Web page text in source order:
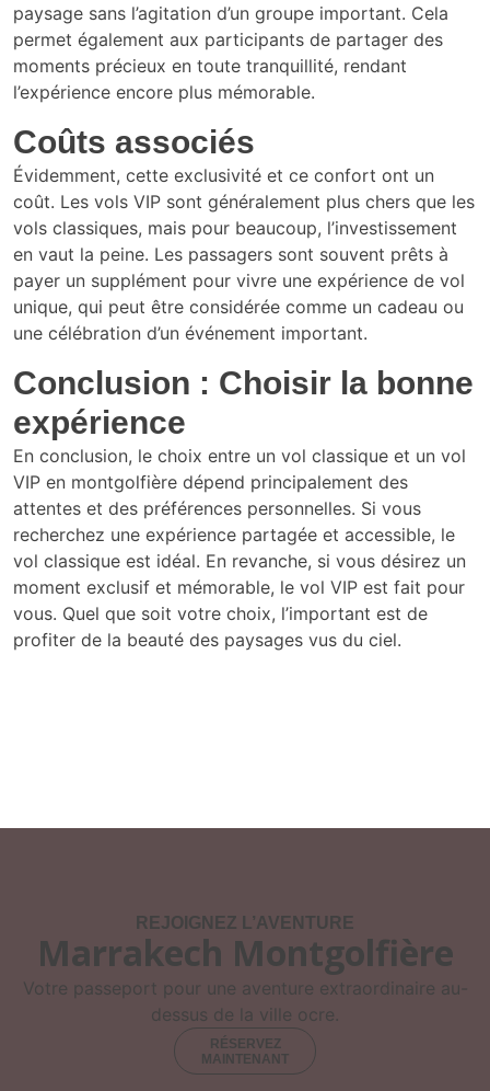
paysage sans l’agitation d’un groupe important. Cela
permet également aux participants de partager des
moments précieux en toute tranquillité, rendant
l’expérience encore plus mémorable.
Coûts associés
Évidemment, cette exclusivité et ce confort ont un
coût. Les vols VIP sont généralement plus chers que les
vols classiques, mais pour beaucoup, l’investissement
en vaut la peine. Les passagers sont souvent prêts à
payer un supplément pour vivre une expérience de vol
unique, qui peut être considérée comme un cadeau ou
une célébration d’un événement important.
Conclusion : Choisir la bonne
expérience
En conclusion, le choix entre un vol classique et un vol
VIP en montgolfière dépend principalement des
attentes et des préférences personnelles. Si vous
recherchez une expérience partagée et accessible, le
vol classique est idéal. En revanche, si vous désirez un
moment exclusif et mémorable, le vol VIP est fait pour
vous. Quel que soit votre choix, l’important est de
profiter de la beauté des paysages vus du ciel.
REJOIGNEZ L’AVENTURE
Marrakech Montgolfière
Votre passeport pour une aventure extraordinaire au-
dessus de la ville ocre.
RÉSERVEZ
MAINTENANT